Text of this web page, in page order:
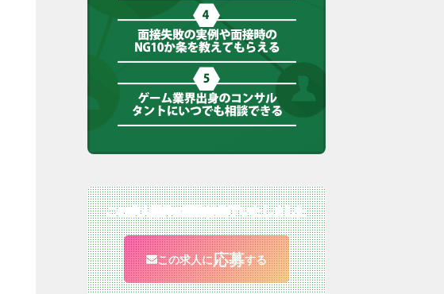
この求人案件の募集は終了いたしました
この求人に応募する